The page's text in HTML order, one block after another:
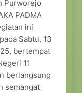
Purworejo
PADMA
ini
Sabtu, 13
bertempat
11
berlangsung
semangat